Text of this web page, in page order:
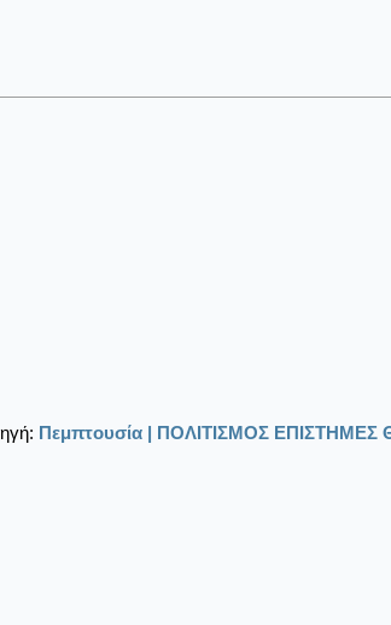
Πεμπτουσία | ΠΟΛΙΤΙΣΜΟΣ ΕΠΙΣΤΗΜΕΣ